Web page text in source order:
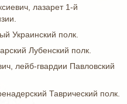
лазарет 1-й
Украинский полк.
Лубенский полк.
лейб-гвардии Павловский
Таврический полк.